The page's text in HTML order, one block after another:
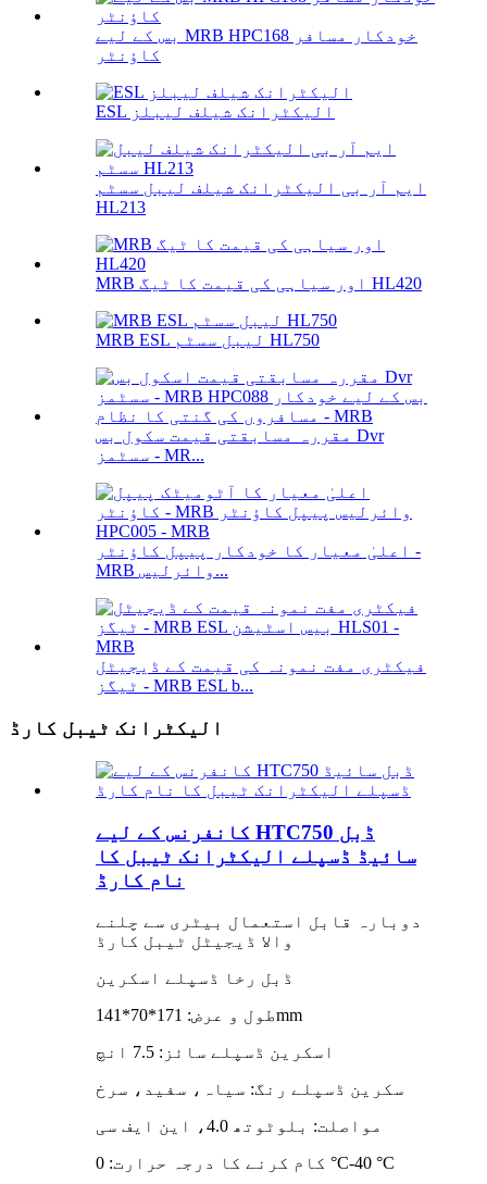
بس کے لیے MRB HPC168 خودکار مسافر
کاؤنٹر
ESL الیکٹرانک شیلف لیبلز
ایم آر بی الیکٹرانک شیلف لیبل سسٹم
HL213
MRB اور سیاہی کی قیمت کا ٹیگ HL420
MRB ESL لیبل سسٹم HL750
مقررہ مسابقتی قیمت سکول بس Dvr
سسٹمز - MR...
اعلیٰ معیار کا خودکار پیپل کاؤنٹر -
MRB وائرلیس...
فیکٹری مفت نمونہ کی قیمت کے ڈیجیٹل
ٹیگز - MRB ESL b...
الیکٹرانک ٹیبل کارڈ
کانفرنس کے لیے HTC750 ڈبل
سائیڈ ڈسپلے الیکٹرانک ٹیبل کا
نام کارڈ
دوبارہ قابل استعمال بیٹری سے چلنے
والا ڈیجیٹل ٹیبل کارڈ
ڈبل رخا ڈسپلے اسکرین
طول و عرض: 171*70*141mm
اسکرین ڈسپلے سائز: 7.5 انچ
سکرین ڈسپلے رنگ: سیاہ، سفید، سرخ
مواصلت: بلوٹوتھ 4.0، این ایف سی
کام کرنے کا درجہ حرارت: 0 °C-40 °C